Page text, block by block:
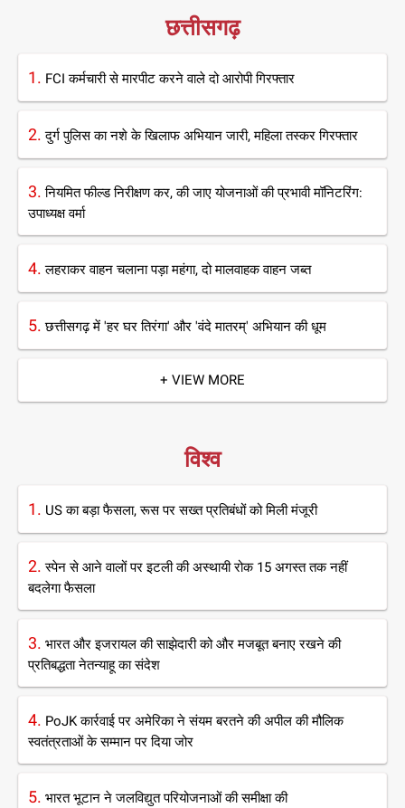
छत्तीसगढ़
1. FCI कर्मचारी से मारपीट करने वाले दो आरोपी गिरफ्तार
2.दुर्ग पुलिस का नशे के खिलाफ अभियान जारी, महिला तस्कर गिरफ्तार
3.नियमित फील्ड निरीक्षण कर, की जाए योजनाओं की प्रभावी मॉनिटरिंग:
उपाध्यक्ष वर्मा
4.लहराकर वाहन चलाना पड़ा महंगा, दो मालवाहक वाहन जब्त
5.छत्तीसगढ़ में 'हर घर तिरंगा' और 'वंदे मातरम्' अभियान की धूम
+ VIEW MORE
विश्व
1. US का बड़ा फैसला, रूस पर सख्त प्रतिबंधों को मिली मंजूरी
2.स्पेन से आने वालों पर इटली की अस्थायी रोक 15 अगस्त तक नहीं
बदलेगा फैसला
3. भारत और इजरायल की साझेदारी को और मजबूत बनाए रखने की
प्रतिबद्धता नेतन्याहू का संदेश
4. PoJK कार्रवाई पर अमेरिका ने संयम बरतने की अपील की मौलिक
स्वतंत्रताओं के सम्मान पर दिया जोर
5. भारत भूटान ने जलविद्युत परियोजनाओं की समीक्षा की